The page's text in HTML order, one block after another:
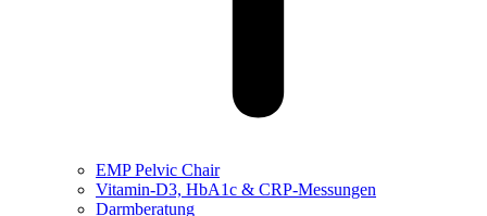
EMP Pelvic Chair
Vitamin-D3, HbA1c & CRP-Messungen
Darmberatung